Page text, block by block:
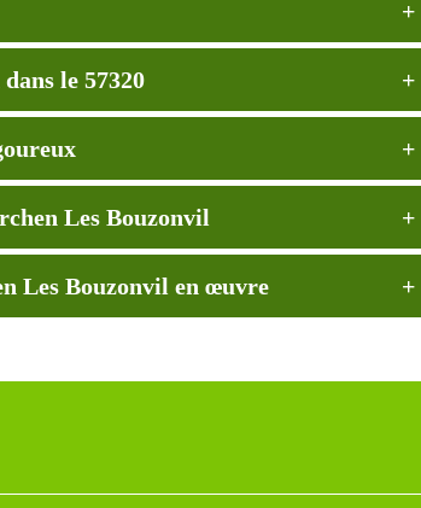
le 57320
Les Bouzonvil
Les Bouzonvil en œuvre